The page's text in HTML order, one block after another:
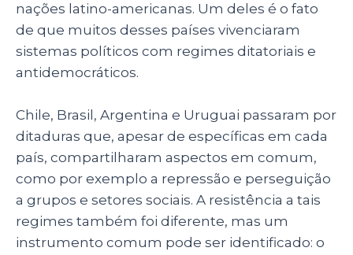
nações latino-americanas. Um deles é o fato
de que muitos desses países vivenciaram
sistemas políticos com regimes ditatoriais e
antidemocráticos.
Chile, Brasil, Argentina e Uruguai passaram por
ditaduras que, apesar de específicas em cada
país, compartilharam aspectos em comum,
como por exemplo a repressão e perseguição
a grupos e setores sociais. A resistência a tais
regimes também foi diferente, mas um
instrumento comum pode ser identificado: o